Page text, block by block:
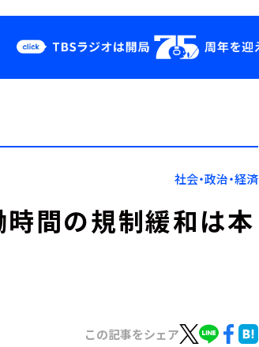
YouTube
会社情報社会・政治・経済
間の規制緩和は本
この記事をシェア